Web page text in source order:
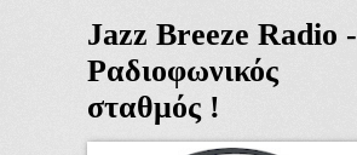
Jazz Breeze Radio -
Ραδιοφωνικός
σταθμός !